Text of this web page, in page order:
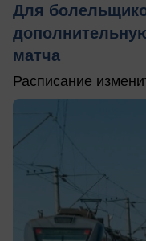
Для
матча
Расписание